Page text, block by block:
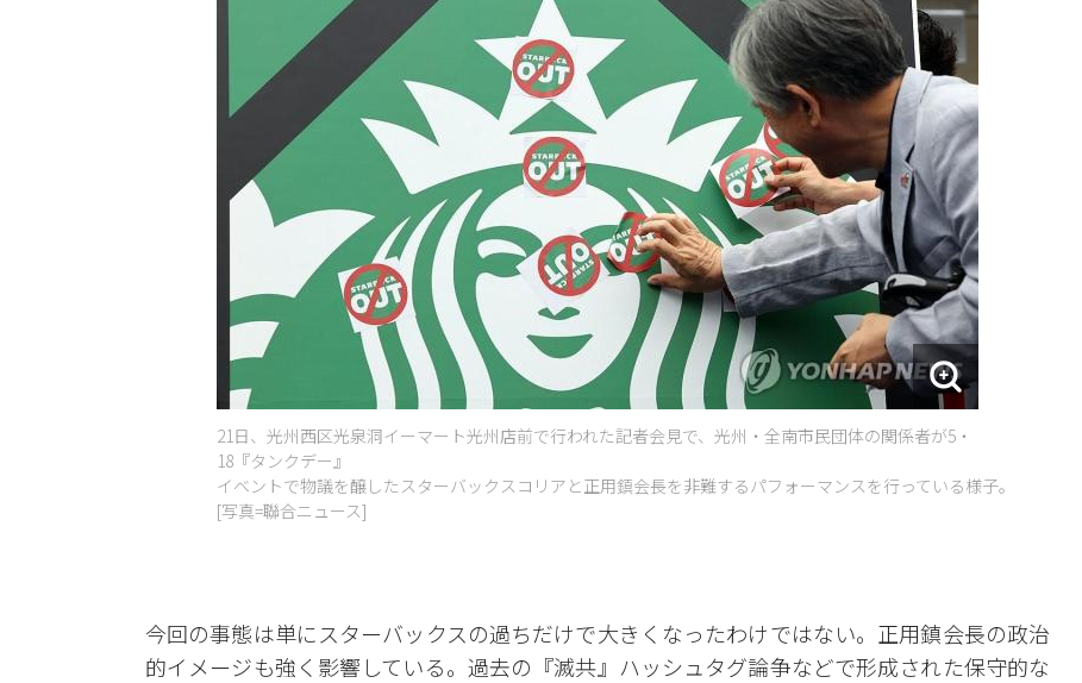
21日、光州西区光泉洞イーマート光州店前で行われた記者会見で、光州・全南市民団体の関係者が5・
18『タンクデー』
イベントで物議を醸したスターバックスコリアと正用鎮会長を非難するパフォーマンスを行っている様子。
[写真=聯合ニュース]
今回の事態は単にスターバックスの過ちだけで大きくなったわけではない。正用鎮会長の政治
的イメージも強く影響している。過去の『滅共』ハッシュタグ論争などで形成された保守的な